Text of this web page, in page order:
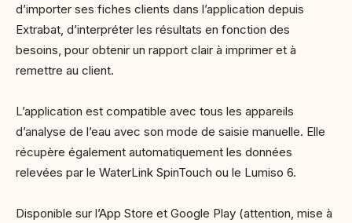
d’importer ses fiches clients dans l’application depuis
Extrabat, d’interpréter les résultats en fonction des
besoins, pour obtenir un rapport clair à imprimer et à
remettre au client.
L’application est compatible avec tous les appareils
d’analyse de l’eau avec son mode de saisie manuelle. Elle
récupère également automatiquement les données
relevées par le WaterLink SpinTouch ou le Lumiso 6.
Disponible sur l’App Store et Google Play (attention, mise à